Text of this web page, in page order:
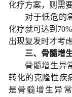
化疗方案，则需
对于低危的
化疗就可达到
出现复发时才考
三、骨髓增
骨髓增生异
转化的克隆性疾
是骨髓增生异